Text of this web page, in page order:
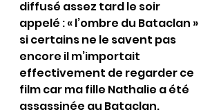
diffusé assez tard le soir
appelé : « l’ombre du Bataclan »
si certains ne le savent pas
encore il m’importait
effectivement de regarder ce
film car ma fille Nathalie a été
assassinée au Bataclan.